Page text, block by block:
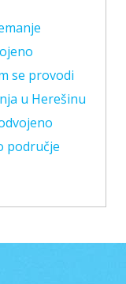
se provodi
u Herešinu
područje